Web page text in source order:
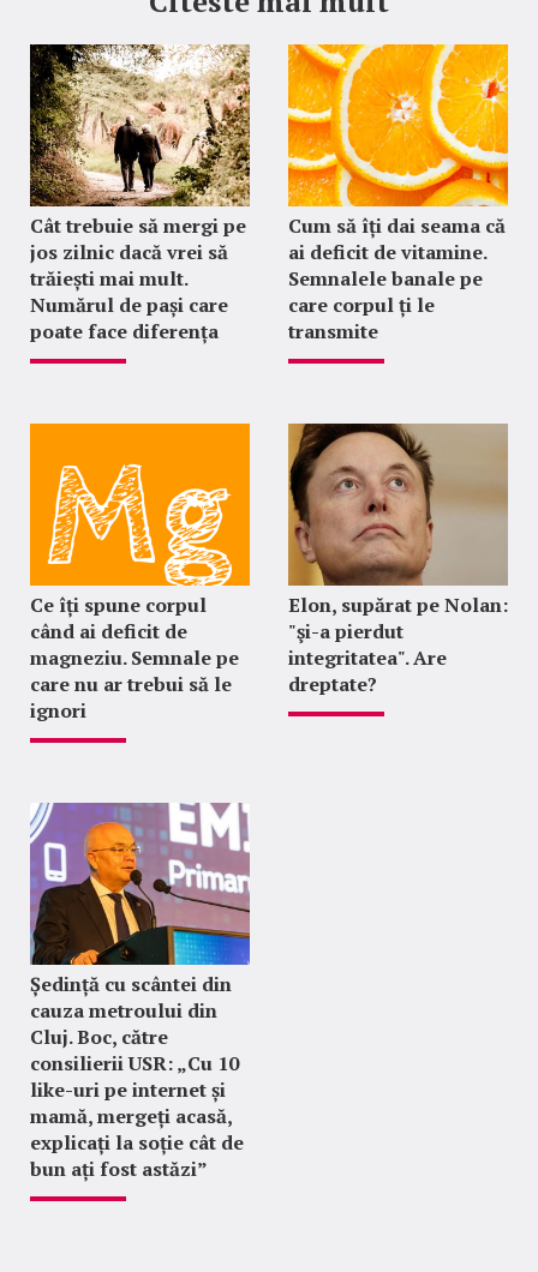
Cât trebuie să mergi pe
jos zilnic dacă vrei să
trăiești mai mult.
Numărul de pași care
poate face diferența
Cum să îți dai seama că
ai deficit de vitamine.
Semnalele banale pe
care corpul ți le
transmite
Ce îți spune corpul
când ai deficit de
magneziu. Semnale pe
care nu ar trebui să le
ignori
Elon, supărat pe Nolan:
"şi-a pierdut
integritatea". Are
dreptate?
Ședință cu scântei din
cauza metroului din
Cluj. Boc, către
consilierii USR: „Cu 10
like-uri pe internet și
mamă, mergeți acasă,
explicați la soție cât de
bun ați fost astăzi”